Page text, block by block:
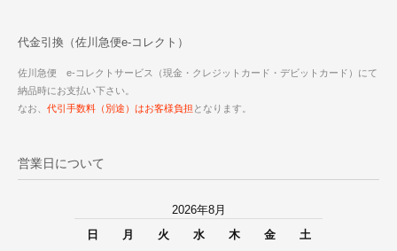
代金引換（佐川急便e-コレクト）
佐川急便 e-コレクトサービス（現金・クレジットカード・デビットカード）にて
納品時にお支払い下さい。
なお、 代引手数料（別途）はお客様負担 となります。
営業日について
2026年8月
日
月 火 水 木 金 土